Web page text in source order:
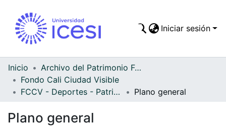
Todo DSpace
Iniciar sesión
Inicio
Archivo del Patrimonio Fotográfico y Fílmico del Valle del Cauca
Fondo Cali Ciudad Visible
FCCV - Deportes - Patrimonial
Plano general
Plano general